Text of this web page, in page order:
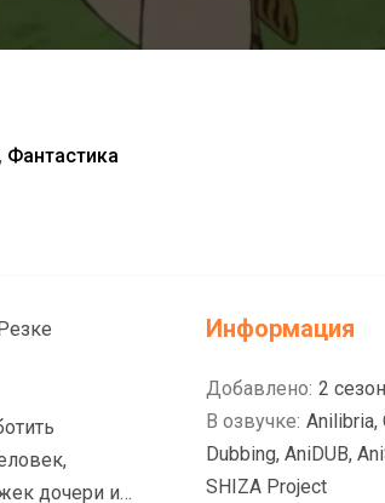
, Фантастика
дочери их
Информация
Добавлено: 2
В озвучке: Anilibria,
Dubbing, AniDUB,
SHIZA Project